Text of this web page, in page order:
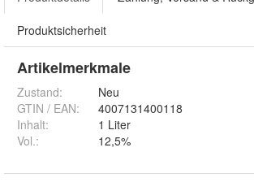
Produktsicherheit
Artikelmerkmale
Zustand:
Neu
GTIN / EAN:
4007131400118
Inhalt:
1 Liter
Vol.: 12,5%